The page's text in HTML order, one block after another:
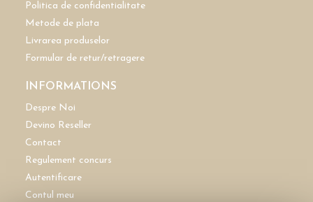
Politica de confidentialitate
Metode de plata
Livrarea produselor
Formular de retur/retragere
INFORMATIONS
Despre Noi
Devino Reseller
Contact
Regulement concurs
Autentificare
Contul meu